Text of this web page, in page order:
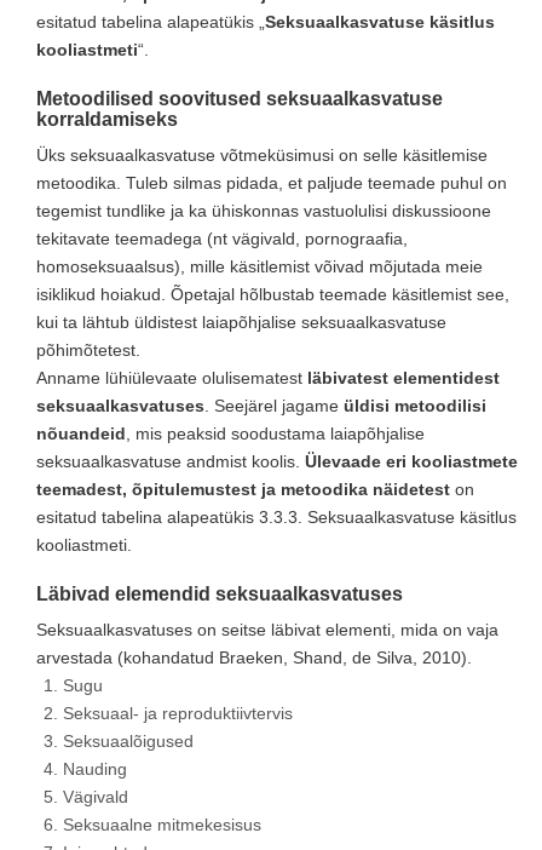
esitatud tabelina alapeatükis „ Seksuaalkasvatuse käsitlus
kooliastmeti“.
Metoodilised soovitused seksuaalkasvatuse
korraldamiseks
Üks seksuaalkasvatuse võtmeküsimusi on selle käsitlemise
metoodika. Tuleb silmas pidada, et paljude teemade puhul on
tegemist tundlike ja ka ühiskonnas vastuolulisi diskussioone
tekitavate teemadega (nt vägivald, pornograafia,
homoseksuaalsus), mille käsitlemist võivad mõjutada meie
isiklikud hoiakud. Õpetajal hõlbustab teemade käsitlemist see,
kui ta lähtub üldistest laiapõhjalise seksuaalkasvatuse
põhimõtetest.
Anname lühiülevaate olulisematest läbivatest elementidest
seksuaalkasvatuses . Seejärel jagame üldisi metoodilisi
nõuandeid , mis peaksid soodustama laiapõhjalise
seksuaalkasvatuse andmist koolis. Ülevaade eri kooliastmete
teemadest, õpitulemustest ja metoodika näidetest on
esitatud tabelina alapeatükis 3.3.3. Seksuaalkasvatuse käsitlus
kooliastmeti.
Läbivad elemendid seksuaalkasvatuses
Seksuaalkasvatuses on seitse läbivat elementi, mida on vaja
arvestada (kohandatud Braeken, Shand, de Silva, 2010).
Sugu
Seksuaal- ja reproduktiivtervis
Seksuaalõigused
Nauding
Vägivald
Seksuaalne mitmekesisus